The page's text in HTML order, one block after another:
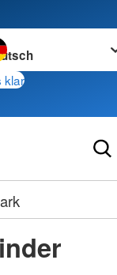
wechseln zu
klar